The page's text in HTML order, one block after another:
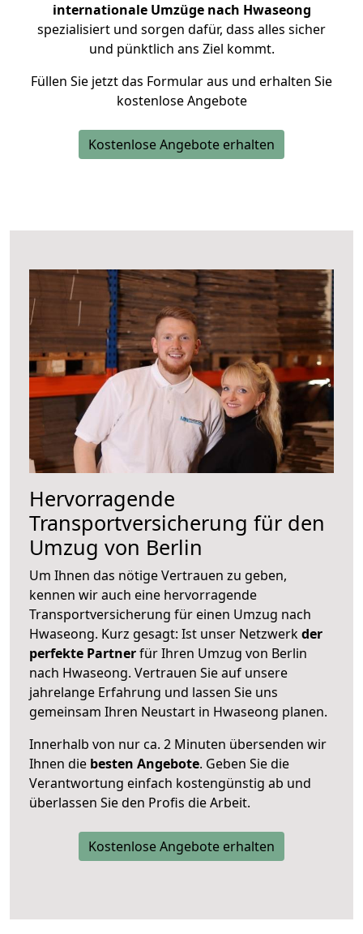
internationale Umzüge nach Hwaseong
spezialisiert und sorgen dafür, dass alles sicher
und pünktlich ans Ziel kommt.
Füllen Sie jetzt das Formular aus und erhalten Sie
kostenlose Angebote
Kostenlose Angebote erhalten
Hervorragende
Transportversicherung für den
Umzug von Berlin
Um Ihnen das nötige Vertrauen zu geben,
kennen wir auch eine hervorragende
Transportversicherung für einen Umzug nach
Hwaseong. Kurz gesagt: Ist unser Netzwerkder
perfekte Partnerfür Ihren Umzug von Berlin
nach Hwaseong. Vertrauen Sie auf unsere
jahrelange Erfahrung und lassen Sie uns
gemeinsam Ihren Neustart in Hwaseong planen.
Innerhalb von nur ca. 2 Minuten übersenden wir
Ihnen die besten Angebote. Geben Sie die
Verantwortung einfach kostengünstig ab und
überlassen Sie den Profis die Arbeit.
Kostenlose Angebote erhalten